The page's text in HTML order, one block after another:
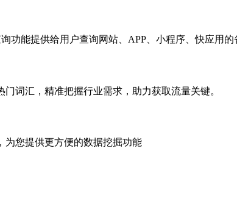
功能提供给用户查询网站、APP、小程序、快应用
门词汇，精准把握行业需求，助力获取流量关键。
为您提供更方便的数据挖掘功能